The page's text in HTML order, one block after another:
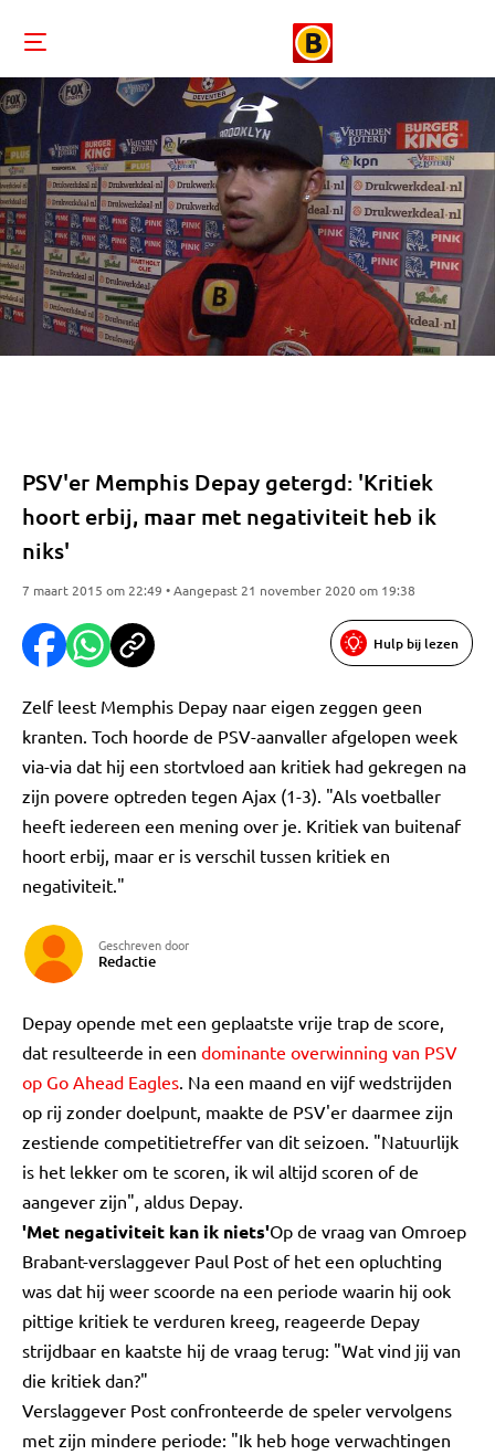
PSV'er Memphis Depay getergd: 'Kritiek
hoort erbij, maar met negativiteit heb ik
niks'
7 maart 2015 om 22:49 • Aangepast 21 november 2020 om 19:38
Hulp bij lezen
Zelf leest Memphis Depay naar eigen zeggen geen
kranten. Toch hoorde de PSV-aanvaller afgelopen week
via-via dat hij een stortvloed aan kritiek had gekregen na
zijn povere optreden tegen Ajax (1-3). "Als voetballer
heeft iedereen een mening over je. Kritiek van buitenaf
hoort erbij, maar er is verschil tussen kritiek en
negativiteit."
Geschreven door
Redactie
Depay opende met een geplaatste vrije trap de score,
dat resulteerde in een dominante overwinning van PSV
op Go Ahead Eagles. Na een maand en vijf wedstrijden
op rij zonder doelpunt, maakte de PSV'er daarmee zijn
zestiende competitietreffer van dit seizoen. "Natuurlijk
is het lekker om te scoren, ik wil altijd scoren of de
aangever zijn", aldus Depay.
'Met negativiteit kan ik niets'Op de vraag van Omroep
Brabant-verslaggever Paul Post of het een opluchting
was dat hij weer scoorde na een periode waarin hij ook
pittige kritiek te verduren kreeg, reageerde Depay
strijdbaar en kaatste hij de vraag terug: "Wat vind jij van
die kritiek dan?"
Verslaggever Post confronteerde de speler vervolgens
met zijn mindere periode: "Ik heb hoge verwachtingen